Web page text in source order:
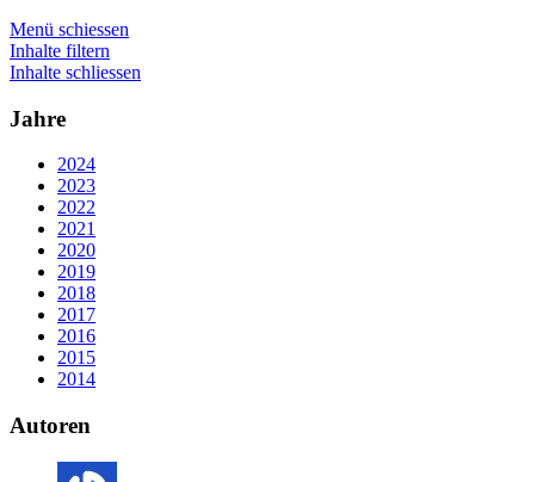
Menü schiessen
Inhalte filtern
Inhalte schliessen
Jahre
2024
2023
2022
2021
2020
2019
2018
2017
2016
2015
2014
Autoren